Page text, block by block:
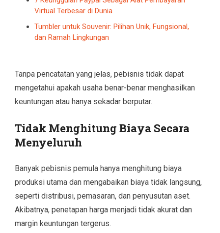
Virtual Terbesar di Dunia
Tumbler untuk Souvenir: Pilihan Unik, Fungsional,
dan Ramah Lingkungan
Tanpa pencatatan yang jelas, pebisnis tidak dapat
mengetahui apakah usaha benar-benar menghasilkan
keuntungan atau hanya sekadar berputar.
Tidak Menghitung Biaya Secara
Menyeluruh
Banyak pebisnis pemula hanya menghitung biaya
produksi utama dan mengabaikan biaya tidak langsung,
seperti distribusi, pemasaran, dan penyusutan aset.
Akibatnya, penetapan harga menjadi tidak akurat dan
margin keuntungan tergerus.